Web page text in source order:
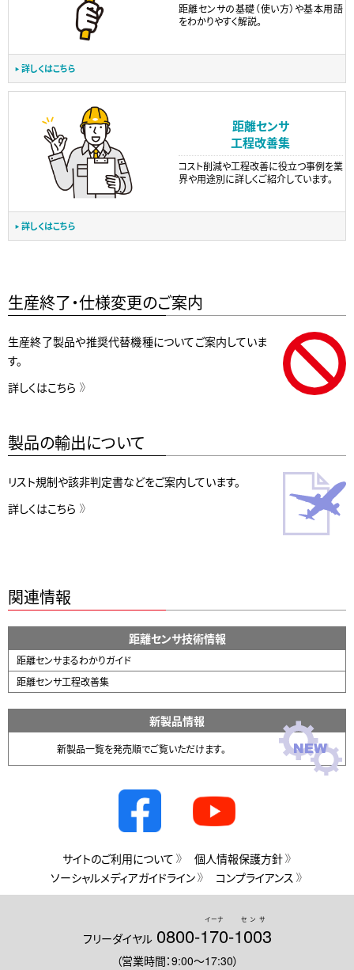
距離センサの基礎（使い方）や基本用語
をわかりやすく解説。
詳しくはこちら
距離センサ
工程改善集
コスト削減や工程改善に役立つ事例を業
界や用途別に詳しくご紹介しています。
詳しくはこちら
生産終了・仕様変更のご案内
生産終了製品や推奨代替機種についてご案内していま
す。
詳しくはこちら
製品の輸出について
リスト規制や該非判定書などをご案内しています。
詳しくはこちら
関連情報
距離センサ技術情報
距離センサまるわかりガイド
距離センサ工程改善集
新製品情報
新製品一覧を発売順でご覧いただけます。
サイトのご利用について
個人情報保護方針
ソーシャルメディアガイドライン
コンプライアンス
フリーダイヤル 0800-170
イーナ
-1003
センサ
（営業時間：9:00～17:30）